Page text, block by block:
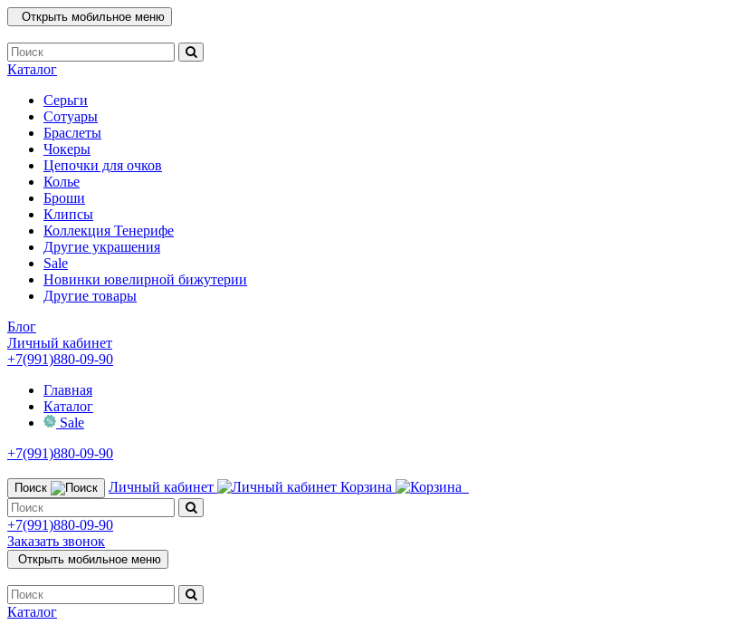
Открыть мобильное меню
Каталог
Серьги
Сотуары
Браслеты
Чокеры
Цепочки для очков
Колье
Броши
Клипсы
Коллекция Тенерифе
Другие украшения
Sale
Новинки ювелирной бижутерии
Другие товары
Блог
Личный кабинет
+7(991)880-09-90
Главная
Каталог
Sale
+7(991)880-09-90
Поиск Личный кабинет Корзина
+7(991)880-09-90
Заказать звонок
Открыть мобильное меню
Каталог